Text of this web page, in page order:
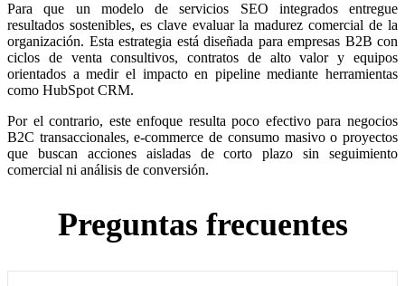
Para que un modelo de servicios SEO integrados entregue
resultados sostenibles, es clave evaluar la madurez comercial de la
organización. Esta estrategia está diseñada para empresas B2B con
ciclos de venta consultivos, contratos de alto valor y equipos
orientados a medir el impacto en pipeline mediante herramientas
como HubSpot CRM.
Por el contrario, este enfoque resulta poco efectivo para negocios
B2C transaccionales, e-commerce de consumo masivo o proyectos
que buscan acciones aisladas de corto plazo sin seguimiento
comercial ni análisis de conversión.
Preguntas frecuentes